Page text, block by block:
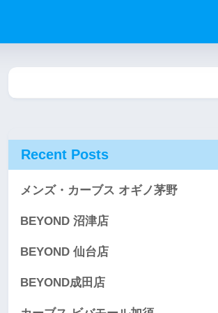
Recent Posts
メンズ・カーブス オギノ茅野
BEYOND 沼津店
BEYOND 仙台店
BEYOND成田店